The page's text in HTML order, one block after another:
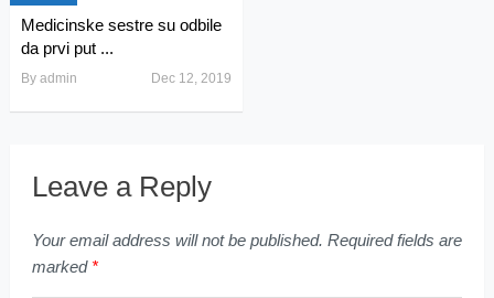
Medicinske sestre su odbile
da prvi put ...
By admin Dec 12, 2019
Leave a Reply
Your email address will not be published. Required fields are
marked *